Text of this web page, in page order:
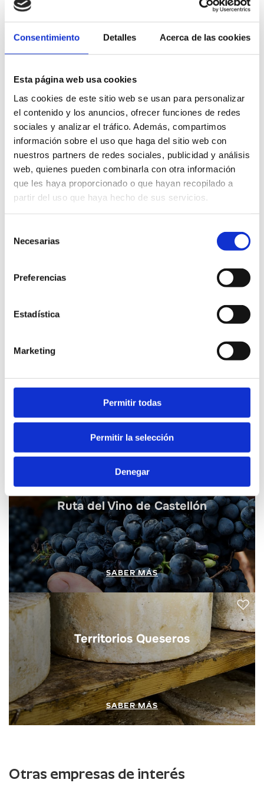
Consentimiento Detalles Acerca de las cookies
Esta página web usa cookies
Las cookies de este sitio web se usan para personalizar
el contenido y los anuncios, ofrecer funciones de redes
sociales y analizar el tráfico. Además, compartimos
información sobre el uso que haga del sitio web con
nuestros partners de redes sociales, publicidad y análisis
web, quienes pueden combinarla con otra información
que les haya proporcionado o que hayan recopilado a
partir del uso que haya hecho de sus servicios.
Necesarias
Preferencias
Estadística
Marketing
Permitir todas
Permitir la selección
Denegar
Ermita Mare de Deu dels Angels Sin numero
12170 (Sant Mateu)
https://www.fargarestaurant.com/
Idiomas:Castellano, Valenciano, Inglés
SITUACIÓN GEOGRÁFICA
Rutas gastronómicas
Ruta del Vino de Castellón
SABER MÁS
Territorios Queseros
SABER MÁS
Otras empresas de interés